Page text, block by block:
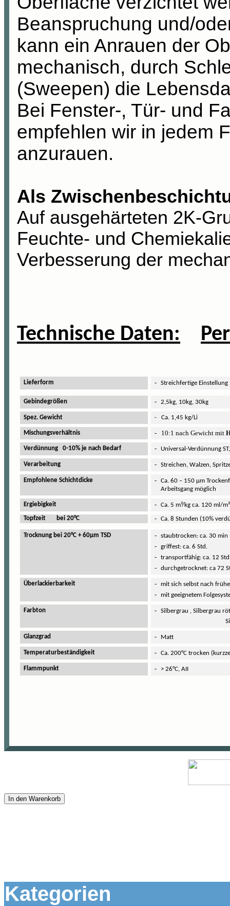
Beanspruchung und/
kann ein Anrauen der
mechanisch, durch
(Sweepen) die
Bei Fenster-, Tür- und
empfehlen wir in jedem
anzurauen.
Als
Auf ausgehärteten 2K-
Feuchte- und
Verbesserung der
Technische Daten:
Lieferform - Streichfertige Einstellung
Gebindegrößen - 2,5kg, 10kg, 30kg
Spez. Gewicht - Ca. 1,45 kg/Li
Mischungsverhältnis - 10:1 nach Gewicht mit
Verdünnung 0-10% je nach Bedarf - Universal-Verdünnung
Verarbeitung - Streichen, Walzen,
Empfohlene Schichtdicke -
Ca. 60 – 150 µm
Arbeitsgang möglich
Ergiebigkeit -
Ca. 5 m²/kg ca. 120 ml/
Topfzeit bei 20°C
- Ca. 8 Stunden (10%
Trocknung bei 20°C + 60µm TSD - staubtrocken: ca. 30 min
- griffest: ca. 6 Std.
- transportfähig: ca. 12
- durchgetrocknet: ca 72
Überlackierbarkeit - mit sich selbst nach
- mit geeignetem
Farbton -
Silbergrau , Silbergrau
Silbergrau
Glanzgrad - Matt
Temperaturbeständigkeit - Ca. 200°C trocken
Flammpunkt - > 26°C, AII
In den Warenkorb
Kategorien